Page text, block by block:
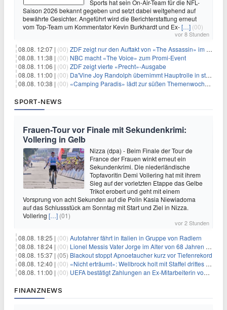
Sports hat sein On-Air-Team für die NFL-
Saison 2026 bekannt gegeben und setzt dabei weitgehend auf
bewährte Gesichter. Angeführt wird die Berichterstattung erneut
vom Top-Team um Kommentator Kevin Burkhardt und Ex-[…] (00)
vor 8 Stunden
08.08. 12:07 | (00) ZDF zeigt nur den Auftakt von «The Assassin» im Fernsehen
08.08. 11:38 | (00) NBC macht «The Voice» zum Promi-Event
08.08. 11:06 | (00) ZDF zeigt vierte «Precht»-Ausgabe
08.08. 11:00 | (00) Da'Vine Joy Randolph übernimmt Hauptrolle in starbesetzter schwarzer Komödie
08.08. 10:38 | (00) «Camping Paradis» lädt zur süßen Themenwoche ein
SPORT-NEWS
Frauen-Tour vor Finale mit Sekundenkrimi:
Vollering in Gelb
Nizza (dpa) - Beim Finale der Tour de
France der Frauen winkt erneut ein
Sekundenkrimi. Die niederländische
Topfavoritin Demi Vollering hat mit ihrem
Sieg auf der vorletzten Etappe das Gelbe
Trikot erobert und geht mit einem
Vorsprung von acht Sekunden auf die Polin Kasia Niewiadoma
auf das Schlussstück am Sonntag mit Start und Ziel in Nizza.
Vollering […] (01)
vor 2 Stunden
08.08. 18:25 | (00) Autofahrer fährt in Italien in Gruppe von Radlern
08.08. 18:24 | (00) Lionel Messis Vater Jorge im Alter von 68 Jahren gestorben
08.08. 15:37 | (05) Blackout stoppt Apnoetaucher kurz vor Tiefenrekord
08.08. 12:40 | (00) «Nicht erträumt»: Wellbrock holt mit Staffel drittes EM-Gold
08.08. 11:00 | (00) UEFA bestätigt Zahlungen an Ex-Mitarbeiterin von Infantino
FINANZNEWS